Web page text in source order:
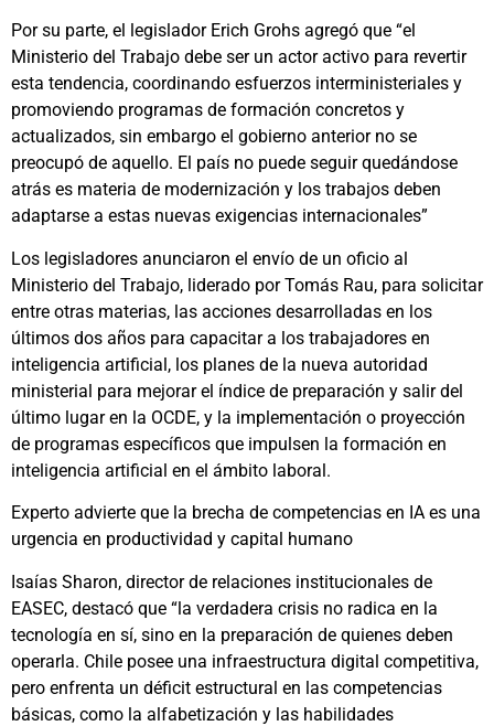
Por su parte, el legislador Erich Grohs agregó que “el
Ministerio del Trabajo debe ser un actor activo para revertir
esta tendencia, coordinando esfuerzos interministeriales y
promoviendo programas de formación concretos y
actualizados, sin embargo el gobierno anterior no se
preocupó de aquello. El país no puede seguir quedándose
atrás es materia de modernización y los trabajos deben
adaptarse a estas nuevas exigencias internacionales”
Los legisladores anunciaron el envío de un oficio al
Ministerio del Trabajo, liderado por Tomás Rau, para solicitar
entre otras materias, las acciones desarrolladas en los
últimos dos años para capacitar a los trabajadores en
inteligencia artificial, los planes de la nueva autoridad
ministerial para mejorar el índice de preparación y salir del
último lugar en la OCDE, y la implementación o proyección
de programas específicos que impulsen la formación en
inteligencia artificial en el ámbito laboral.
Experto advierte que la brecha de competencias en IA es una
urgencia en productividad y capital humano
Isaías Sharon, director de relaciones institucionales de
EASEC, destacó que “la verdadera crisis no radica en la
tecnología en sí, sino en la preparación de quienes deben
operarla. Chile posee una infraestructura digital competitiva,
pero enfrenta un déficit estructural en las competencias
básicas, como la alfabetización y las habilidades